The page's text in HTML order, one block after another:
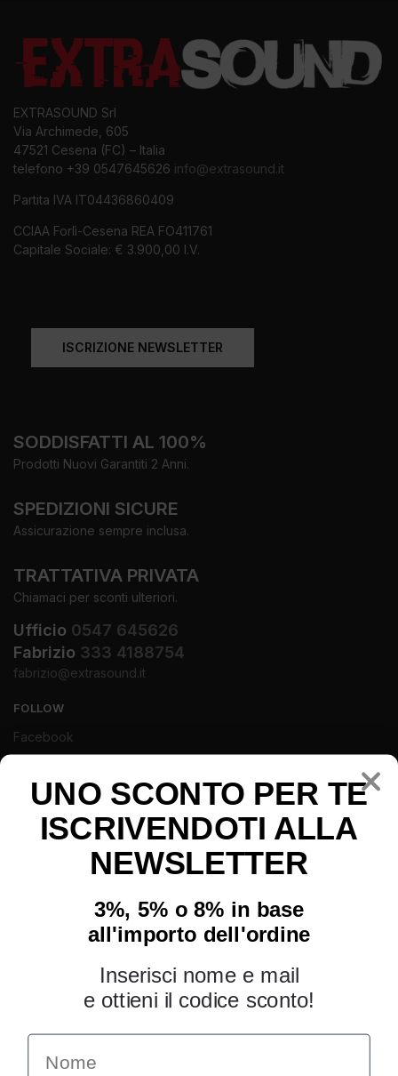
EXTRASOUND Srl
Via Archimede, 605
47521 Cesena (FC) – Italia
telefono +39 0547645626 info@extrasound.it
Partita IVA IT04436860409
CCIAA Forlì-Cesena REA FO411761
Capitale Sociale: € 3.900,00 I.V.
ISCRIZIONE NEWSLETTER
SODDISFATTI AL 100%
Prodotti Nuovi Garantiti 2 Anni.
SPEDIZIONI SICURE
Assicurazione sempre inclusa.
TRATTATIVA PRIVATA
Chiamaci per sconti ulteriori.
Ufficio 0547 645626
Fabrizio 333 4188754
fabrizio@extrasound.it
FOLLOW
Facebook
Instagram
Youtube
INFORMAZIONI
UNO SCONTO PER TE
ISCRIVENDOTI ALLA
NEWSLETTER
3%, 5% o 8% in base
all'importo dell'ordine
Inserisci nome e mail
e ottieni il codice sconto!
Name